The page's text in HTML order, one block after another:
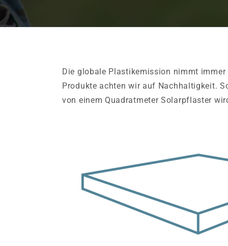
Die globale Plastikemission nimmt
Produkte achten wir auf Nachhaltigkeit.
von einem Quadratmeter Solarpflaster